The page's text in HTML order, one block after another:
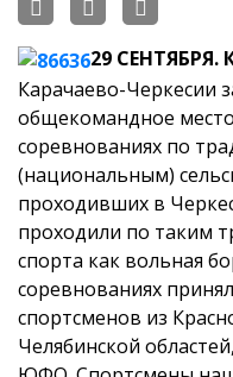
29 СЕНТЯБРЯ.
Карачаево-Черкесии
общекомандное
соревнованиях по
(национальным)
проходивших в
проходили по таким
спорта как вольная
соревнованиях
спортсменов из
Челябинской